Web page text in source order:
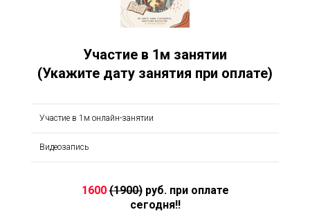
Участие в 1м занятии
(Укажите дату занятия при оплате)
Участие в 1м онлайн-занятии
Видеозапись
1600(1900)руб. при оплате
сегодня!!